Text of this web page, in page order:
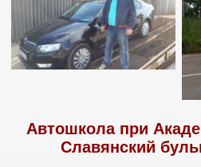
Автошкола при
Славянский